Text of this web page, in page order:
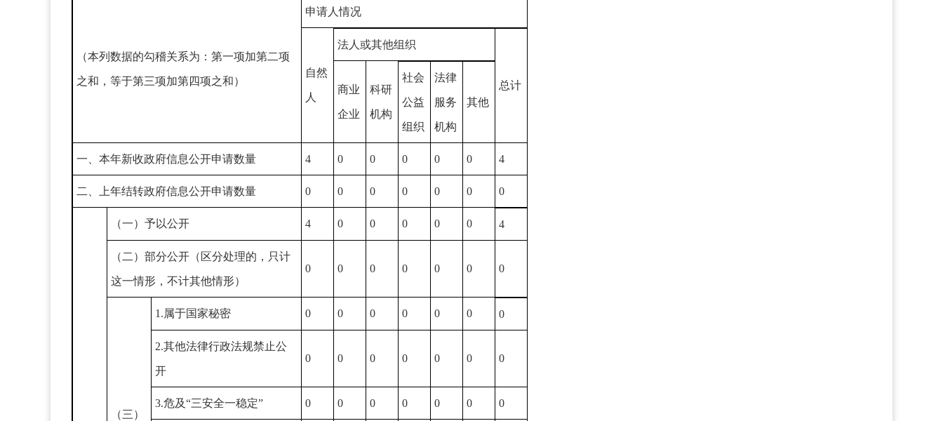
（本列数据的勾稽关系为：第一项加第二项
之和，等于第三项加第四项之和）
申请人情况
自然
人
法人或其他组织
总计
商业
企业
科研
机构
社会
公益
组织
法律
服务
机构
其他
一、本年新收政府信息公开申请数量 4 0 0 0 0 0 4
二、上年结转政府信息公开申请数量 0 0 0 0 0 0 0
（一）予以公开 4 0 0 0 0 0 4
（二）部分公开（区分处理的，只计
这一情形，不计其他情形）
0 0 0 0 0 0 0
（三）
1.属于国家秘密 0 0 0 0 0 0 0
2.其他法律行政法规禁止公
开
0 0 0 0 0 0 0
3.危及“三安全一稳定” 0 0 0 0 0 0 0